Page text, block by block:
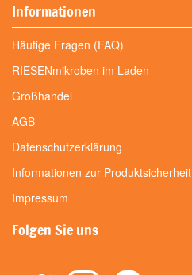
Informationen
Häufige Fragen (FAQ)
RIESENmikroben im Laden
Großhandel
AGB
Datenschutzerklärung
Informationen zur Produktsicherheit
Impressum
Folgen Sie uns